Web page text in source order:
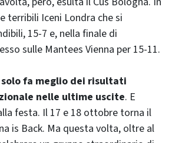
terribili Iceni Londra che si
15-7 e, nella finale di
sulle Mantees Vienna per 15-11.
solo fa meglio dei risultati
nelle ultime uscite. E
festa. Il 17 e 18 ottobre torna il
is Back. Ma questa volta, oltre al